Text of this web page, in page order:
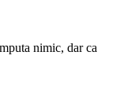
nimic, dar ca